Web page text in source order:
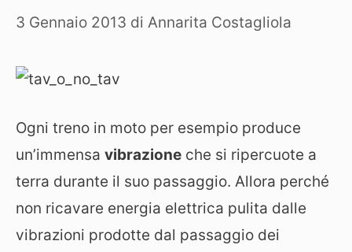
3 Gennaio 2013 di Annarita Costagliola
Ogni treno in moto per esempio produce
un’immensa vibrazione che si ripercuote a
terra durante il suo passaggio. Allora perché
non ricavare energia elettrica pulita dalle
vibrazioni prodotte dal passaggio dei